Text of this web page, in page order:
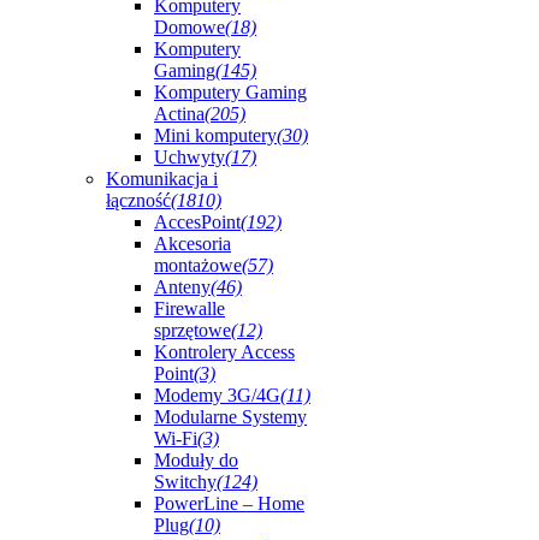
Komputery
Domowe(18)
Komputery
Gaming(145)
Komputery Gaming
Actina(205)
Mini komputery(30)
Uchwyty(17)
Komunikacja i
łączność(1810)
AccesPoint(192)
Akcesoria
montażowe(57)
Anteny(46)
Firewalle
sprzętowe(12)
Kontrolery Access
Point(3)
Modemy 3G/4G(11)
Modularne Systemy
Wi-Fi(3)
Moduły do
Switchy(124)
PowerLine – Home
Plug(10)